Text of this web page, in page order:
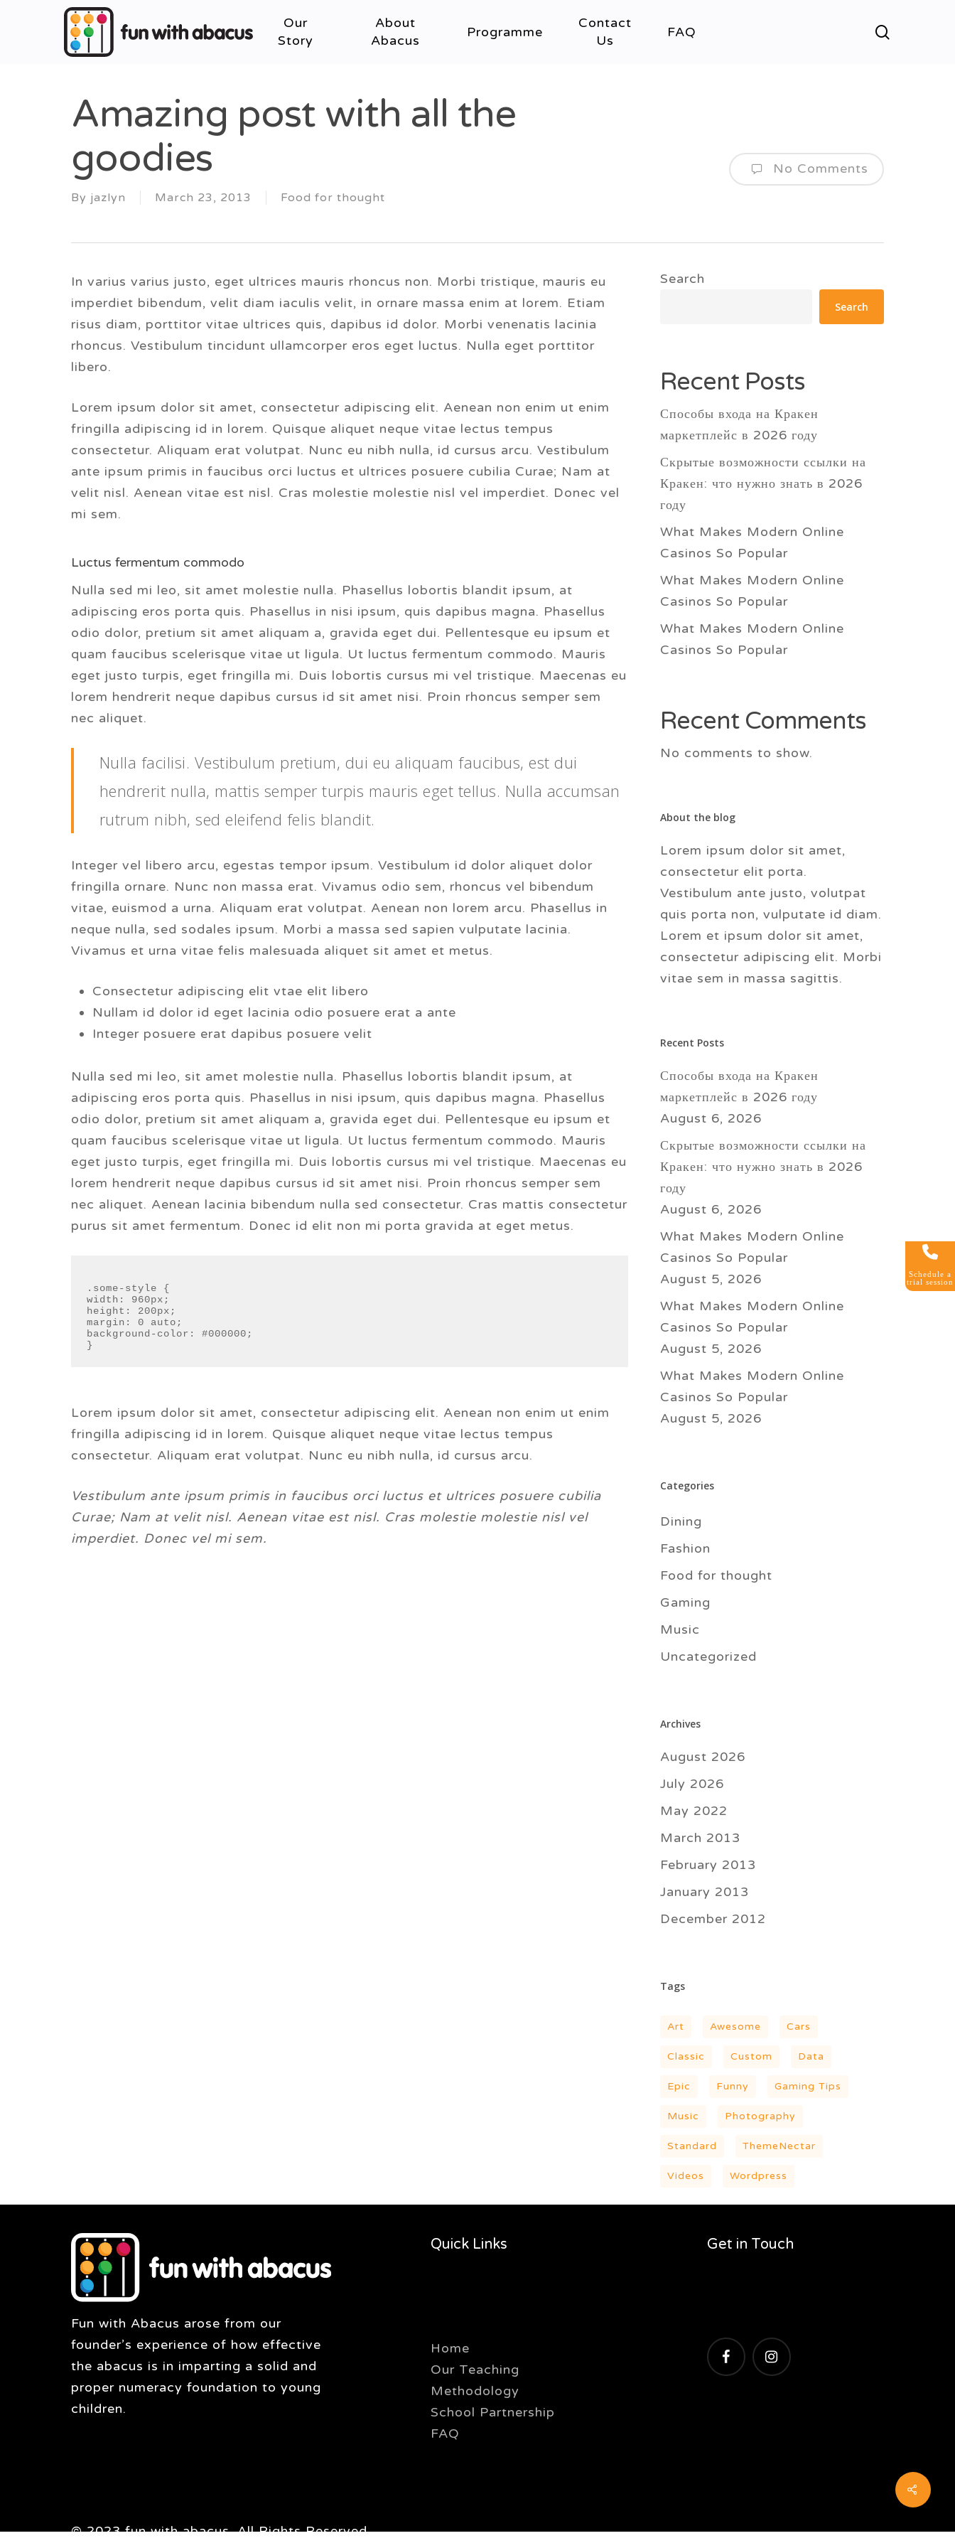
Hit enter to search or ESC to close
Our
Story
About
Abacus
Programme
Contact
Us
FAQ
Amazing post with all the
goodies
By jazlyn March 23, 2013 Food for thought
No Comments
In varius varius justo, eget ultrices mauris rhoncus non. Morbi tristique, mauris eu
imperdiet bibendum, velit diam iaculis velit, in ornare massa enim at lorem. Etiam
risus diam, porttitor vitae ultrices quis, dapibus id dolor. Morbi venenatis lacinia
rhoncus. Vestibulum tincidunt ullamcorper eros eget luctus. Nulla eget porttitor
libero.
Lorem ipsum dolor sit amet, consectetur adipiscing elit. Aenean non enim ut enim
fringilla adipiscing id in lorem. Quisque aliquet neque vitae lectus tempus
consectetur. Aliquam erat volutpat. Nunc eu nibh nulla, id cursus arcu. Vestibulum
ante ipsum primis in faucibus orci luctus et ultrices posuere cubilia Curae; Nam at
velit nisl. Aenean vitae est nisl. Cras molestie molestie nisl vel imperdiet. Donec vel
mi sem.
Luctus fermentum commodo
Nulla sed mi leo, sit amet molestie nulla. Phasellus lobortis blandit ipsum, at
adipiscing eros porta quis. Phasellus in nisi ipsum, quis dapibus magna. Phasellus
odio dolor, pretium sit amet aliquam a, gravida eget dui. Pellentesque eu ipsum et
quam faucibus scelerisque vitae ut ligula. Ut luctus fermentum commodo. Mauris
eget justo turpis, eget fringilla mi. Duis lobortis cursus mi vel tristique. Maecenas eu
lorem hendrerit neque dapibus cursus id sit amet nisi. Proin rhoncus semper sem
nec aliquet.
Nulla facilisi. Vestibulum pretium, dui eu aliquam faucibus, est dui
hendrerit nulla, mattis semper turpis mauris eget tellus. Nulla accumsan
rutrum nibh, sed eleifend felis blandit.
Integer vel libero arcu, egestas tempor ipsum. Vestibulum id dolor aliquet dolor
fringilla ornare. Nunc non massa erat. Vivamus odio sem, rhoncus vel bibendum
vitae, euismod a urna. Aliquam erat volutpat. Aenean non lorem arcu. Phasellus in
neque nulla, sed sodales ipsum. Morbi a massa sed sapien vulputate lacinia.
Vivamus et urna vitae felis malesuada aliquet sit amet et metus.
Consectetur adipiscing elit vtae elit libero
Nullam id dolor id eget lacinia odio posuere erat a ante
Integer posuere erat dapibus posuere velit
Nulla sed mi leo, sit amet molestie nulla. Phasellus lobortis blandit ipsum, at
adipiscing eros porta quis. Phasellus in nisi ipsum, quis dapibus magna. Phasellus
odio dolor, pretium sit amet aliquam a, gravida eget dui. Pellentesque eu ipsum et
quam faucibus scelerisque vitae ut ligula. Ut luctus fermentum commodo. Mauris
eget justo turpis, eget fringilla mi. Duis lobortis cursus mi vel tristique. Maecenas eu
lorem hendrerit neque dapibus cursus id sit amet nisi. Proin rhoncus semper sem
nec aliquet. Aenean lacinia bibendum nulla sed consectetur. Cras mattis consectetur
purus sit amet fermentum. Donec id elit non mi porta gravida at eget metus.
.some-style {
width: 960px;
height: 200px;
margin: 0 auto;
background-color: #000000;
}
Lorem ipsum dolor sit amet, consectetur adipiscing elit. Aenean non enim ut enim
fringilla adipiscing id in lorem. Quisque aliquet neque vitae lectus tempus
consectetur. Aliquam erat volutpat. Nunc eu nibh nulla, id cursus arcu.
Vestibulum ante ipsum primis in faucibus orci luctus et ultrices posuere cubilia
Curae; Nam at velit nisl. Aenean vitae est nisl. Cras molestie molestie nisl vel
imperdiet. Donec vel mi sem.
Search
Search
Recent Posts
Способы входа на Кракен
маркетплейс в 2026 году
Скрытые возможности ссылки на
Кракен: что нужно знать в 2026
году
What Makes Modern Online
Casinos So Popular
What Makes Modern Online
Casinos So Popular
What Makes Modern Online
Casinos So Popular
Recent Comments
No comments to show.
About the blog
Lorem ipsum dolor sit amet,
consectetur elit porta.
Vestibulum ante justo, volutpat
quis porta non, vulputate id diam.
Lorem et ipsum dolor sit amet,
consectetur adipiscing elit. Morbi
vitae sem in massa sagittis.
Recent Posts
Способы входа на Кракен
маркетплейс в 2026 году
August 6, 2026
Скрытые возможности ссылки на
Кракен: что нужно знать в 2026
году
August 6, 2026
What Makes Modern Online
Casinos So Popular
August 5, 2026
What Makes Modern Online
Casinos So Popular
August 5, 2026
What Makes Modern Online
Casinos So Popular
August 5, 2026
Categories
Dining
Fashion
Food for thought
Gaming
Music
Uncategorized
Archives
August 2026
July 2026
May 2022
March 2013
February 2013
January 2013
December 2012
Tags
Art Awesome Cars
Classic Custom Data
Epic Funny Gaming Tips
Music Photography
Standard ThemeNectar
Videos Wordpress
Fun with Abacus arose from our
founder’s experience of how effective
the abacus is in imparting a solid and
proper numeracy foundation to young
children.
Quick Links
Home
Our Teaching
Methodology
School Partnership
FAQ
Get in Touch
© 2023 fun with abacus. All Rights Reserved.
Schedule a
trial session